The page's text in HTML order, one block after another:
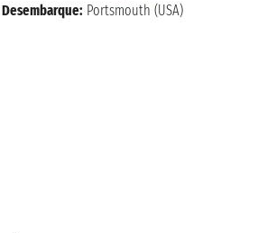
Desembarque: Portsmouth (USA)